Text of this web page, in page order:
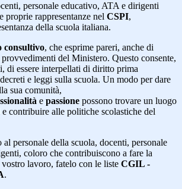
personale educativo, ATA e dirigenti
proprie rappresentanze nel CSPI,
della scuola italiana.
consultivo, che esprime pareri, anche di
del Ministero. Questo consente,
di essere interpellati di diritto prima
e leggi sulla scuola. Un modo per dare
sua comunità,
e passione possono trovare un luogo
contribuire alle politiche scolastiche del
personale della scuola, docenti, personale
coloro che contribuiscono a fare la
lavoro, fatelo con le liste CGIL -
.